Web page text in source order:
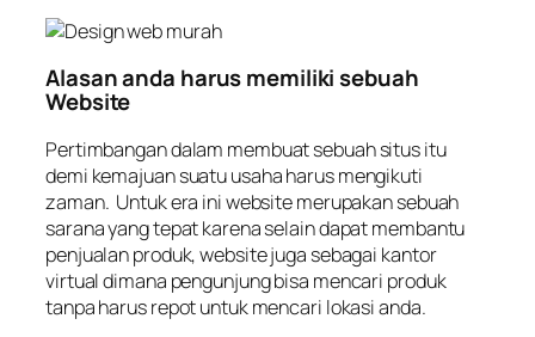
Alasan anda harus memiliki sebuah
Website
Pertimbangan dalam membuat sebuah situs itu
demi kemajuan suatu usaha harus mengikuti
zaman. Untuk era ini website merupakan sebuah
sarana yang tepat karena selain dapat membantu
penjualan produk, website juga sebagai kantor
virtual dimana pengunjung bisa mencari produk
tanpa harus repot untuk mencari lokasi anda.